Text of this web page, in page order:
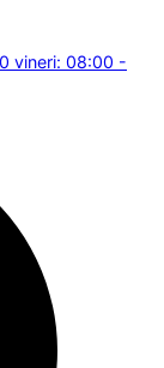
vineri: 08:00 -